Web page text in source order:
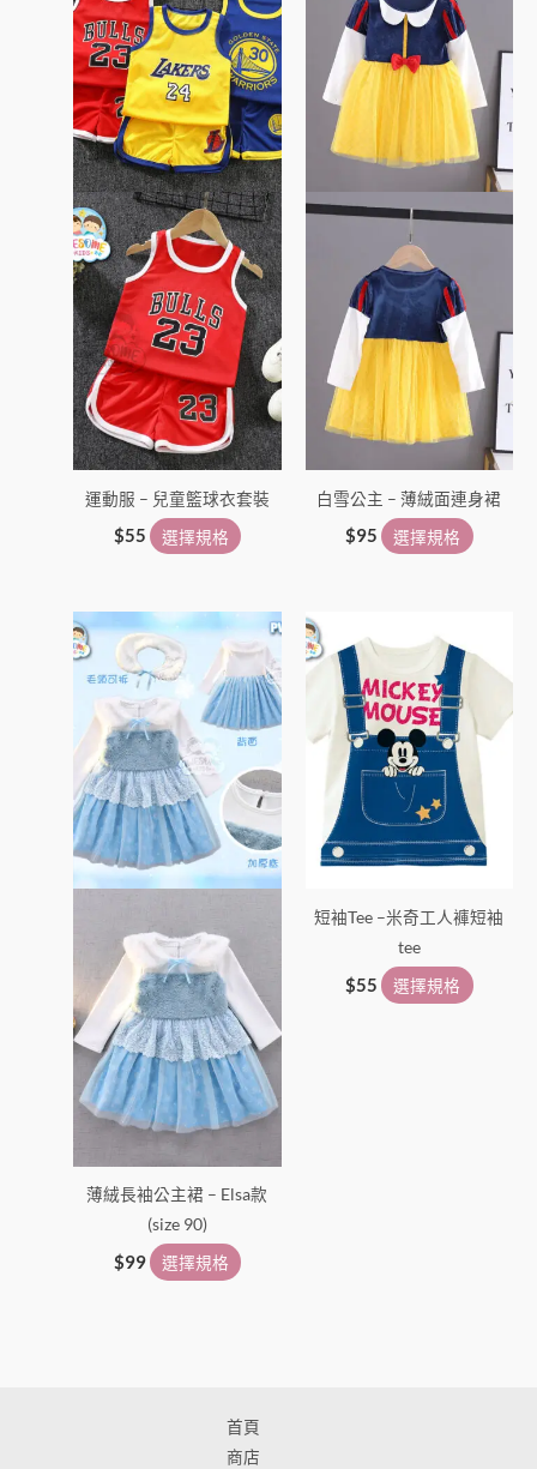
運動服 – 兒童籃球衣套裝
$55 選擇規格
有
多
種
款
式。
可
在
產
品
頁
面
選
擇
選
項
白雪公主 – 薄絨面連身裙
$95 選擇規格
多
種
款
式。
可
在
產
選
擇
項
薄絨長袖公主裙 – Elsa款
(size 90)
$99 選擇規格
產
品
有
多
種
款
式。
可
在
頁
面
選
擇
選
項
短袖Tee –米奇工人褲短袖
tee
$55 選擇規格
產
有
多
種
式。
可
產
頁
首頁
商店